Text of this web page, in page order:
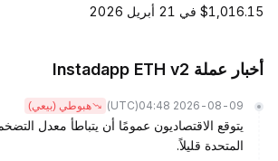
$1,016.15 في 21 أبريل 2026
أخبار عملة Instadapp ETH v2
2026-08-09 04:48
(UTC) هبوطي (بيعي)
يتوقع الاقتصاديون عمومًا أن يتباطأ معدل
المتحدة قليلاً.